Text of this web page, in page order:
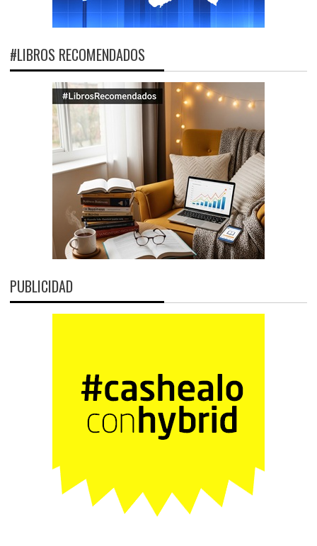
#LIBROS RECOMENDADOS
PUBLICIDAD